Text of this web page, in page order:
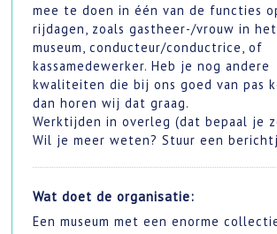
mee te doen in één van de functies
rijdagen, zoals gastheer-/vrouw in het
museum, conducteur/conductrice, of
kassamedewerker. Heb je nog andere
kwaliteiten die bij ons goed van pas
dan horen wij dat graag.
Werktijden in overleg (dat bepaal je
Wil je meer weten? Stuur een
Wat doet de organisatie:
Een museum met een enorme